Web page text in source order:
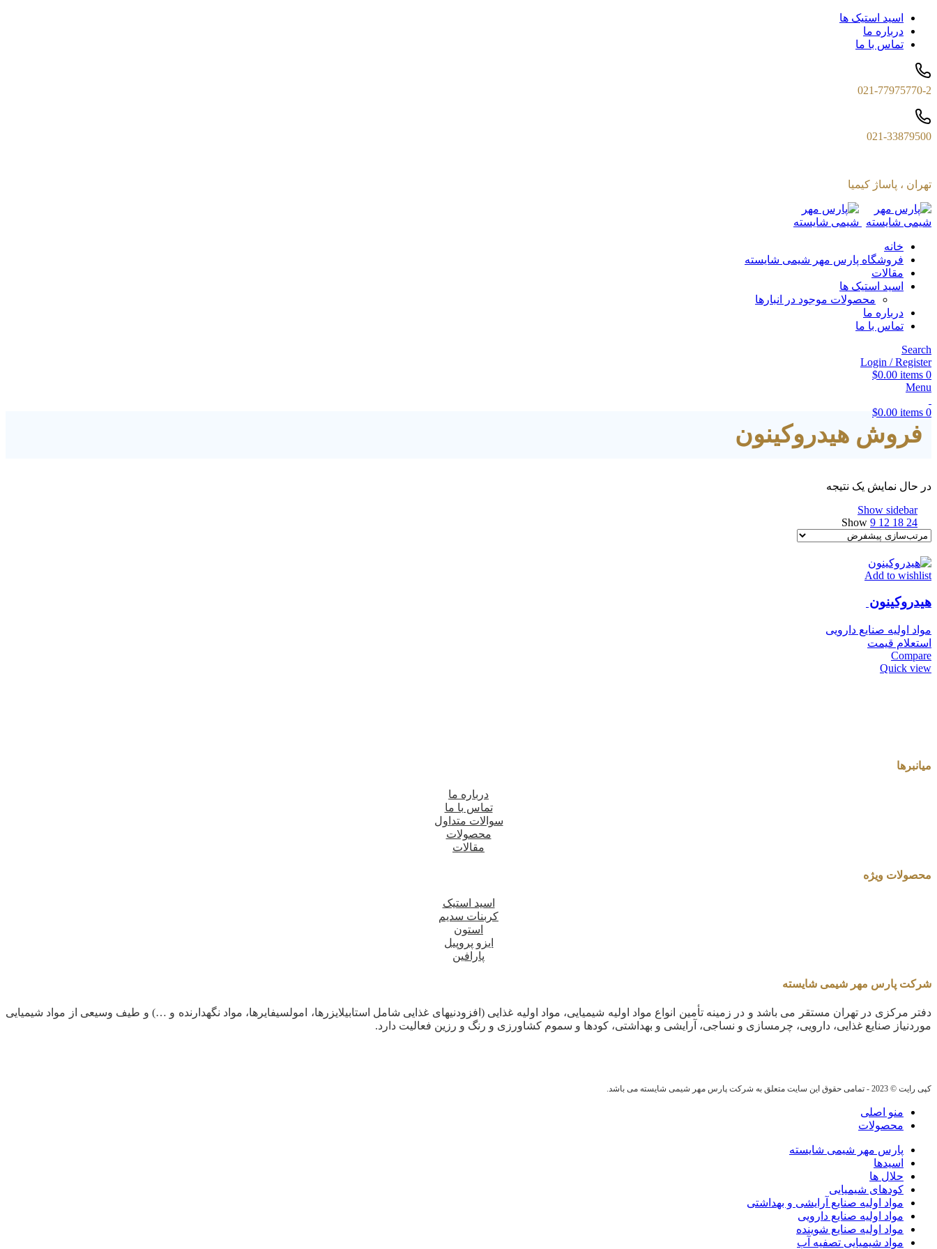
اسید استیک ها
درباره ما
تماس با ما
021-77975770-2
021-33879500
تهران ، پاساژ کیمیا
خانه
فروشگاه پارس مهر شیمی شایسته
مقالات
اسید استیک ها
محصولات موجود در انبارها
درباره ما
تماس با ما
Search
Login / Register
0
items
$0.00
Menu
0
items
$0.00
فروش هیدروکینون
در حال نمایش یک نتیجه
Show sidebar
Show 9 12 18 24
Add to wishlist
هیدروکینون
مواد اولیه صنایع دارویی
استعلام قیمت
Compare
Quick view
میانبرها
درباره ما
تماس با ما
سوالات متداول
محصولات
مقالات
محصولات ویژه
اسید استیک
کربنات سدیم
استون
ایزو پروپیل
پارافین
شرکت پارس مهر شیمی شایسته
دفتر مرکزی در تهران مستقر می باشد و در زمینه تأمین انواع مواد اولیه شیمیایی، مواد اولیه غذایی (افزودنیهای غذایی شامل استابیلایزرها، امولسیفایرها، مواد نگهدارنده و …) و طیف وسیعی از مواد شیمیایی
موردنیاز صنایع غذایی، دارویی، چرمسازی و نساجی، آرایشی و بهداشتی، کودها و سموم کشاورزی و رنگ و رزین فعالیت دارد.
کپی رایت © 2023 - تمامی حقوق این سایت متعلق به شرکت پارس مهر شیمی شایسته می باشد.
منو اصلی
محصولات
پارس مهر شیمی شایسته
اسیدها
حلال ها
کودهای شیمیایی
مواد اولیه صنایع آرایشی و بهداشتی
مواد اولیه صنایع دارویی
مواد اولیه صنایع شوینده
مواد شیمیایی تصفیه آب